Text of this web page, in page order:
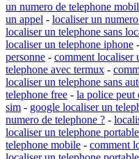
un numero de telephone
un appel - localiser un
localiser un telephone sans
localiser un telephone iphone -
personne - comment localiser
telephone avec termux -
localiser un telephone sans
telephone free - la police peut
sim - google localiser un
numero de telephone ? -
localiser un telephone
telephone mobile - comment